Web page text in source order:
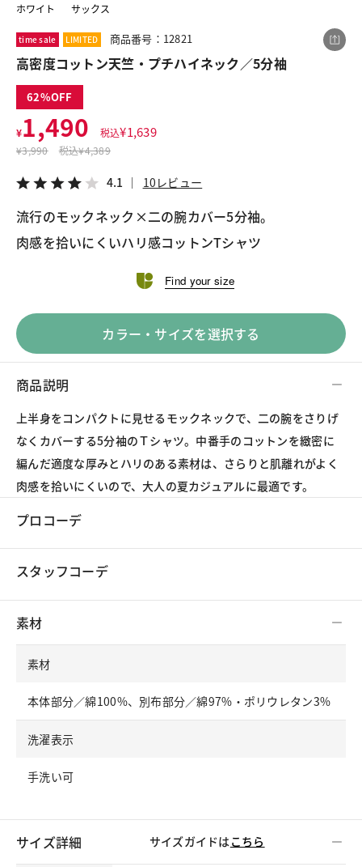
ホワイト サックス
time sale LIMITED 商品番号：12821
高密度コットン天竺・プチハイネック／5分袖
62
¥1,490 税込¥1,639
¥3,990 税込¥4,389
4.1 10レビュー
流行のモックネック×二の腕カバー5分袖。
肉感を拾いにくいハリ感コットンTシャツ
Find your size
カラー・サイズを選択する
商品説明
上半身をコンパクトに見せるモックネックで、二の腕をさりげ
なくカバーする5分袖のＴシャツ。中番手のコットンを緻密に
編んだ適度な厚みとハリのある素材は、さらりと肌離れがよく
肉感を拾いにくいので、大人の夏カジュアルに最適です。
プロコーデ
スタッフコーデ
素材
素材
本体部分／綿100%、別布部分／綿97%・ポリウレタン3%
洗濯表示
手洗い可
サイズ詳細 サイズガイドはこちら
この商品をシェアする
¥1,490 税込¥1,639
LINE X メール